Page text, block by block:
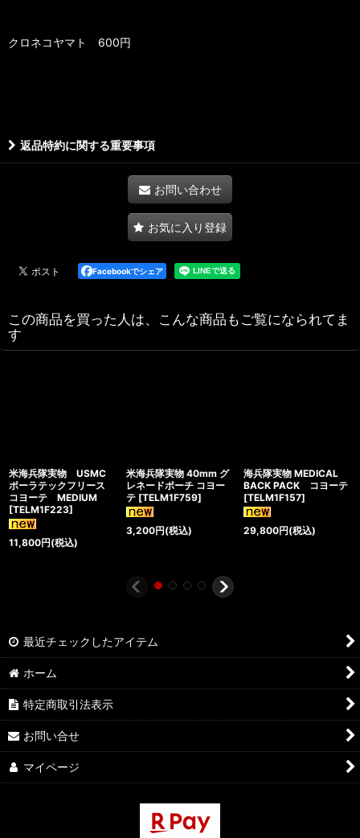
クロネコヤマト 600円
返品特約に関する重要事項
お問い合わせ
お気に入り登録
Facebookでシェア
この商品を買った人は、こんな商品もご覧になられてま
す
米海兵隊実物 USMC
ポーラテックフリース
コヨーテ MEDIUM
[TELM1F223]
11,800円(税込)
米海兵隊実物 40mm グ
レネードポーチ コヨー
テ [TELM1F759]
3,200円(税込)
海兵隊実物 MEDICAL
BACK PACK コヨーテ
[TELM1F157]
29,800円(税込)
最近チェックしたアイテム
ホーム
特定商取引法表示
お問い合せ
マイページ